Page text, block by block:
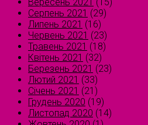
Серпень 2021 (29)
Липень 2021 (16)
Червень 2021 (23)
Травень 2021 (18)
Квітень 2021 (32)
Березень 2021 (23)
Лютий 2021 (33)
Січень 2021 (21)
Грудень 2020 (19)
Листопад 2020 (14)